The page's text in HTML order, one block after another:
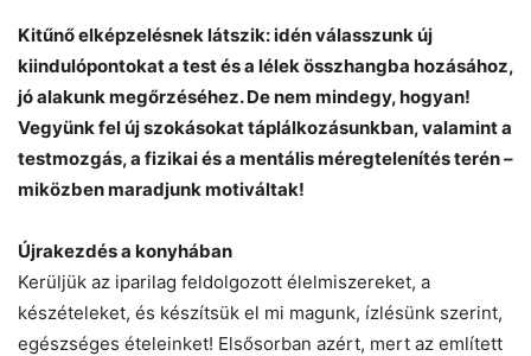
Kitűnő elképzelésnek látszik: idén válasszunk új
kiindulópontokat a test és a lélek összhangba hozásához,
jó alakunk megőrzéséhez. De nem mindegy, hogyan!
Vegyünk fel új szokásokat táplálkozásunkban, valamint a
testmozgás, a fizikai és a mentális méregtelenítés terén –
miközben maradjunk motiváltak!
Újrakezdés a konyhában
Kerüljük az iparilag feldolgozott élelmiszereket, a
készételeket, és készítsük el mi magunk, ízlésünk szerint,
egészséges ételeinket! Elsősorban azért, mert az említett